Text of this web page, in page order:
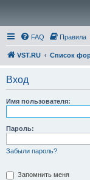
FAQ Правила
VST.RU Список
Вход
Имя пользователя:
Пароль:
Забыли пароль?
Запомнить меня